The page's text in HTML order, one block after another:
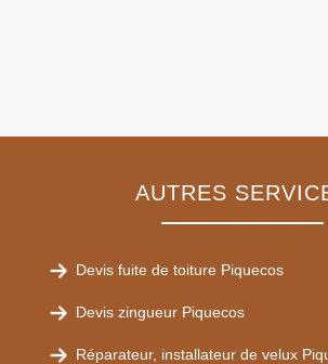
AUTRES
Devis fuite de toiture Piquecos
Devis zingueur Piquecos
Réparateur, installateur de velux